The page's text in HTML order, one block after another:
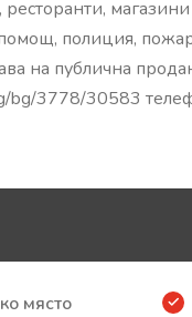
полиция,
на публична
bg/3778/30583
място